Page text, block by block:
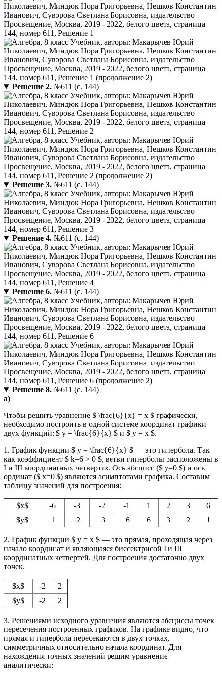
Решение 2.№611 (с. 144)
Решение 3.№611 (с. 144)
Решение 4.№611 (с. 144)
Решение 6.№611 (с. 144)
Решение 8.№611 (с. 144)
а)
Чтобы решить уравнение $ \frac{6}{x} = x $ графически,
необходимо построить в одной системе координат графики
двух функций: $ y = \frac{6}{x} $ и $ y = x $.
1. График функции $ y = \frac{6}{x} $ — это гипербола. Так
как коэффициент $ k=6 > 0 $, ветви гиперболы расположены в
I и III координатных четвертях. Ось абсцисс ($ y=0 $) и ось
ординат ($ x=0 $) являются асимптотами графика. Составим
таблицу значений для построения:
$x$ -6 -3 -2 -1 1 2 3
6
$y$
-1 -2 -3 -6 6 3 2 1
2. График функции $ y = x $ — это прямая, проходящая через
начало координат и являющаяся биссектрисой I и III
координатных четвертей. Для построения достаточно двух
точек.
$x$ -2
2
$y$
-2 2
3. Решениями исходного уравнения являются абсциссы точек
пересечения построенных графиков. На графике видно, что
прямая и гипербола пересекаются в двух точках,
симметричных относительно начала координат. Для
нахождения точных значений решим уравнение
аналитически: